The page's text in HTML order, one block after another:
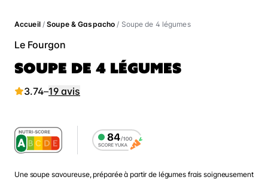
Accueil/Soupe & Gaspacho / Soupe de 4 légumes
Le Fourgon
SOUPE DE 4 LÉGUMES
3.74–19 avis
Une soupe savoureuse, préparée à partir de légumes frais soigneusement